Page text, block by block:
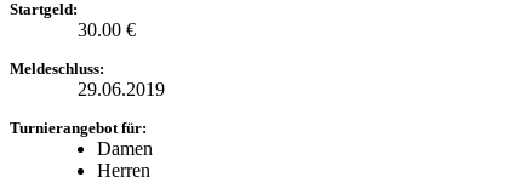
Startgeld:
30.00 €
Meldeschluss:
29.06.2019
Turnierangebot für:
Damen
Herren